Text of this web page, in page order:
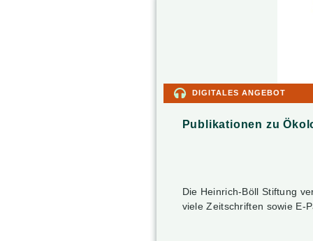
DIGITALES ANGEBOT
Publikationen zu
Die Heinrich-Böll Stiftung
viele Zeitschriften sowie E-